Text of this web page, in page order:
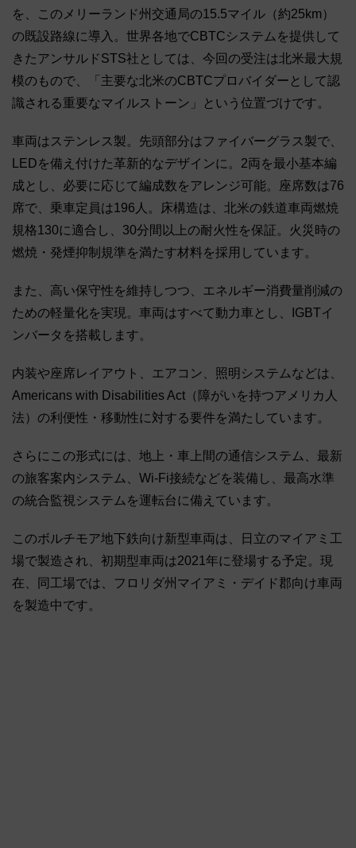
を、このメリーランド州交通局の15.5マイル（約25km）
の既設路線に導入。世界各地でCBTCシステムを提供して
きたアンサルドSTS社としては、今回の受注は北米最大規
模のもので、「主要な北米のCBTCプロバイダーとして認
識される重要なマイルストーン」という位置づけです。
車両はステンレス製。先頭部分はファイバーグラス製で、
LEDを備え付けた革新的なデザインに。2両を最小基本編
成とし、必要に応じて編成数をアレンジ可能。座席数は76
席で、乗車定員は196人。床構造は、北米の鉄道車両燃焼
規格130に適合し、30分間以上の耐火性を保証。火災時の
燃焼・発煙抑制規準を満たす材料を採用しています。
また、高い保守性を維持しつつ、エネルギー消費量削減の
ための軽量化を実現。車両はすべて動力車とし、IGBTイ
ンバータを搭載します。
内装や座席レイアウト、エアコン、照明システムなどは、
Americans with Disabilities Act（障がいを持つアメリカ人
法）の利便性・移動性に対する要件を満たしています。
さらにこの形式には、地上・車上間の通信システム、最新
の旅客案内システム、Wi-Fi接続などを装備し、最高水準
の統合監視システムを運転台に備えています。
このボルチモア地下鉄向け新型車両は、日立のマイアミ工
場で製造され、初期型車両は2021年に登場する予定。現
在、同工場では、フロリダ州マイアミ・デイド郡向け車両
を製造中です。